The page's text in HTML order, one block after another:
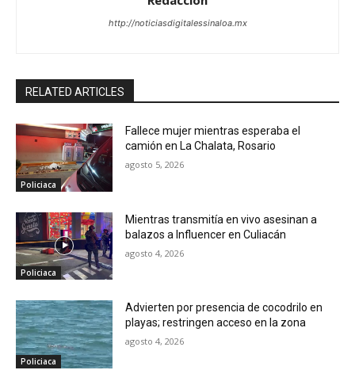
http://noticiasdigitalessinaloa.mx
RELATED ARTICLES
Policiaca
Fallece mujer mientras esperaba el
camión en La Chalata, Rosario
agosto 5, 2026
Policiaca
Mientras transmitía en vivo asesinan a
balazos a Influencer en Culiacán
agosto 4, 2026
Policiaca
Advierten por presencia de cocodrilo en
playas; restringen acceso en la zona
agosto 4, 2026